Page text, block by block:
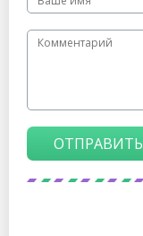
ОТПРАВИТЬ